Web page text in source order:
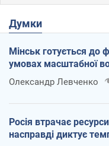
Думки
Мінськ готується до
умовах масштабної
Олександр Левченко
Росія втрачає
насправді диктує